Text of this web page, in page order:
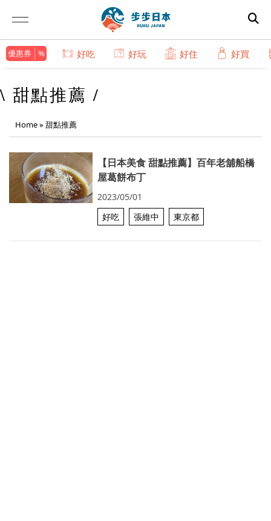
優惠券 好吃 好玩 好住 好買
\ 甜點推薦 /
Home» 甜點推薦
【日本美食 甜點推薦】百年老舖船橋
屋葛餅布丁
2023/05/01
好吃
張維中 東京都